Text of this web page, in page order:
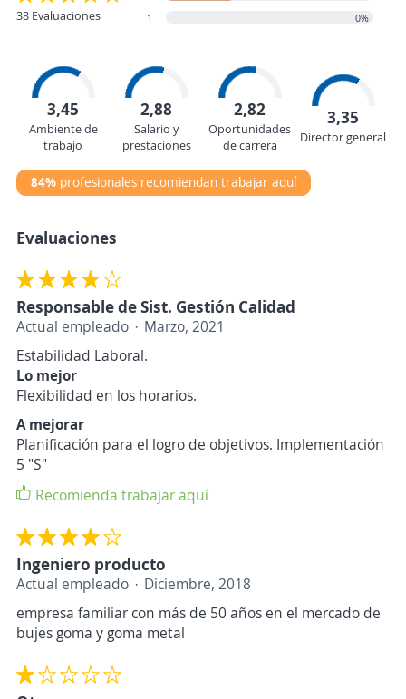
38 Evaluaciones
1
0%
3,45
Ambiente de
trabajo
2,88
Salario y
prestaciones
2,82
Oportunidades
de carrera
3,35
Director general
84% profesionales recomiendan trabajar aquí
Evaluaciones
Responsable de Sist. Gestión Calidad
Actual empleado
Marzo, 2021
Estabilidad Laboral.
Lo mejor
Flexibilidad en los horarios.
A mejorar
Planificación para el logro de objetivos. Implementación
5 "S"
Recomienda trabajar aquí
Ingeniero producto
Actual empleado
Diciembre, 2018
empresa familiar con más de 50 años en el mercado de
bujes goma y goma metal